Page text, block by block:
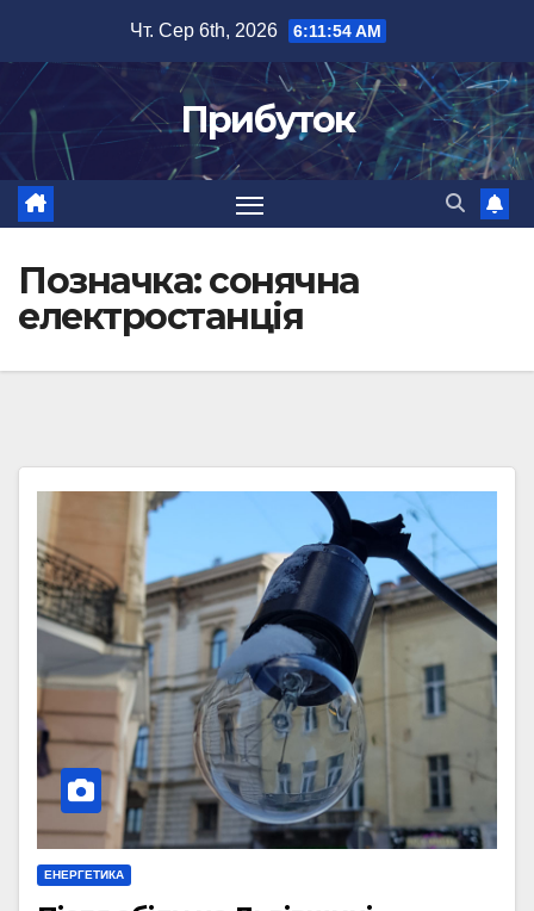
вмісту
Чт. Сер 6th, 2026 6:11:55 AM
Прибуток
Позначка:сонячна
електростанція
ЕНЕРГЕТИКА